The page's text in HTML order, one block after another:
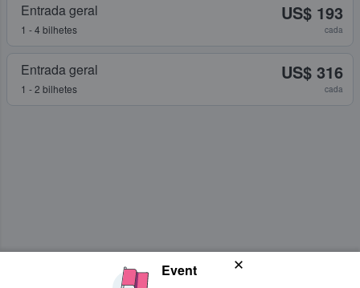
Entrada geral
1 - 4 bilhetes
US$ 193
cada
Entrada geral
1 - 2 bilhetes
US$ 316
cada
Event